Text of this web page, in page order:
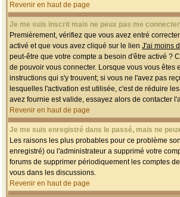
Revenir en haut de page
Je me suis inscrit mais ne peux pas me
Premièrement, vérifiez que vous avez entré
activé et que vous avez cliqué sur le lien J'ai moins
peut-être que votre compte a besoin d'être activé ?
de pouvoir vous connecter. Lorsque vous vous
instructions qui s'y trouvent; si vous ne l'avez pas
lesquelles l'activation est utilisée, c'est de réduire
avez fournie est valide, essayez alors de contacter
Revenir en haut de page
Je me suis enregistré dans le passé, mais ne
Les raisons les plus probables pour ce problème
enregistré) ou l'administrateur a supprimé votre
forums de supprimer périodiquement les comptes
vous dans les discussions.
Revenir en haut de page